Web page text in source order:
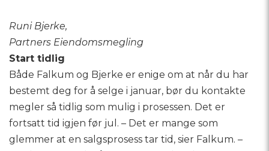
Runi Bjerke,
Partners Eiendomsmegling
Start tidlig
Både Falkum og Bjerke er enige om at når du har
bestemt deg for å selge i januar, bør du kontakte
megler så tidlig som mulig i prosessen. Det er
fortsatt tid igjen før jul. – Det er mange som
glemmer at en salgsprosess tar tid, sier Falkum. –